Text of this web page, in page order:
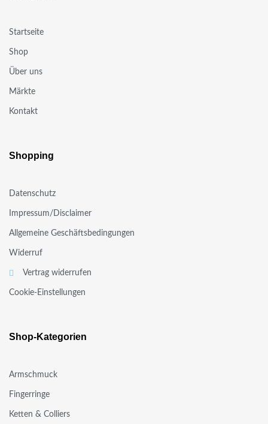
Startseite
Shop
Über uns
Märkte
Kontakt
Shopping
Datenschutz
Impressum/Disclaimer
Allgemeine Geschäftsbedingungen
Widerruf
Vertrag widerrufen
Cookie-Einstellungen
Shop-Kategorien
Armschmuck
Fingerringe
Ketten & Colliers